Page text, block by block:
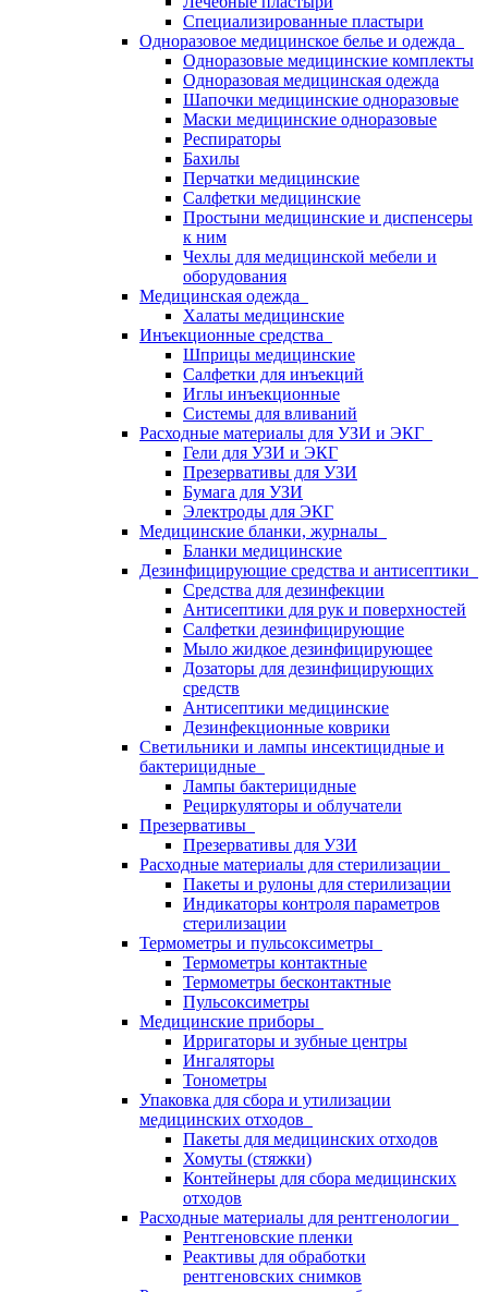
Специализированные пластыри
Одноразовое медицинское белье и одежда
Одноразовые медицинские комплекты
Одноразовая медицинская одежда
Шапочки медицинские одноразовые
Маски медицинские одноразовые
Респираторы
Бахилы
Перчатки медицинские
Салфетки медицинские
Простыни медицинские и диспенсеры
к ним
Чехлы для медицинской мебели и
оборудования
Медицинская одежда
Халаты медицинские
Инъекционные средства
Шприцы медицинские
Салфетки для инъекций
Иглы инъекционные
Системы для вливаний
Расходные материалы для УЗИ и ЭКГ
Гели для УЗИ и ЭКГ
Презервативы для УЗИ
Бумага для УЗИ
Электроды для ЭКГ
Медицинские бланки, журналы
Бланки медицинские
Дезинфицирующие средства и антисептики
Средства для дезинфекции
Антисептики для рук и поверхностей
Салфетки дезинфицирующие
Мыло жидкое дезинфицирующее
Дозаторы для дезинфицирующих
средств
Антисептики медицинские
Дезинфекционные коврики
Светильники и лампы инсектицидные и
бактерицидные
Лампы бактерицидные
Рециркуляторы и облучатели
Презервативы
Презервативы для УЗИ
Расходные материалы для стерилизации
Пакеты и рулоны для стерилизации
Индикаторы контроля параметров
стерилизации
Термометры и пульсоксиметры
Термометры контактные
Термометры бесконтактные
Пульсоксиметры
Медицинские приборы
Ирригаторы и зубные центры
Ингаляторы
Тонометры
Упаковка для сбора и утилизации
медицинских отходов
Пакеты для медицинских отходов
Хомуты (стяжки)
Контейнеры для сбора медицинских
отходов
Расходные материалы для рентгенологии
Рентгеновские пленки
Реактивы для обработки
рентгеновских снимков